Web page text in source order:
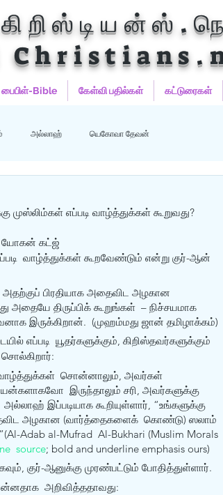
பைபிள்-Bible கேள்வி பதில்கள் கட்டுரைகள்
அல்லாஹ் யெகோவா தேவன்
முஸ்லிம்கள் எப்படி வாழ்த்துக்கள் கூறுவது?
யோகன் கட்ஜ்
வாழ்த்துக்கள் கூறவேண்டும் என்று குர்-ஆன்
அதற்குப் பிரதியாக அதைவிட அழகான
திருப்பிக் கூறுங்கள்  – நிச்சயமாக
இருக்கிறான்.  (முஹம்மது ஜான் தமிழாக்கம்)
யூதர்களுக்கும், கிறிஸ்தவர்களுக்கும்
வாழ்த்துக்கள்  சொன்னாலும், அவர்கள்
இருந்தாலும் சரி, அவர்களுக்கு
இப்படியாக கூறியுள்ளார், “உங்களுக்கு
அழகான (வார்த்தைகளைக்  கொண்டு) ஸலாம்
Adab al-Mufrad  Al-Bukhari (Muslim Morals
source; bold and underline emphasis ours)
குர்-ஆனுக்கு முரண்பட்டும் போதித்துள்ளார்.
அறிவித்ததாவது: